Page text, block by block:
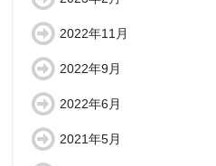
2022年11月
2022年9月
2022年6月
2021年5月